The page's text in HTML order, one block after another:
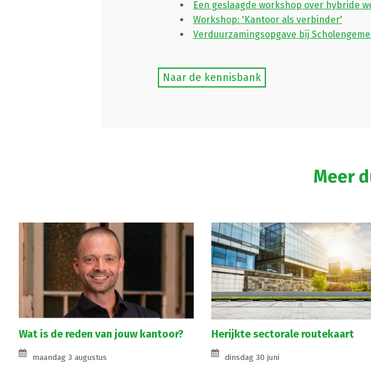
Een geslaagde workshop over hybride
Workshop: 'Kantoor als verbinder'
Verduurzamingsopgave bij
Naar de kennisbank
Meer
Wat is de reden van jouw kantoor?
maandag 3 augustus
Herijkte sectorale routekaart
dinsdag 30 juni